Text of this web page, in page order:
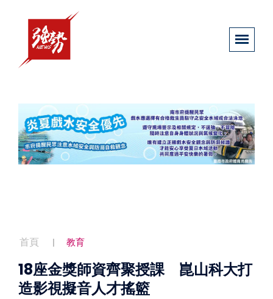
首頁 教育
18座金獎師資齊聚授課 崑山科大打
造影視擬音人才搖籃